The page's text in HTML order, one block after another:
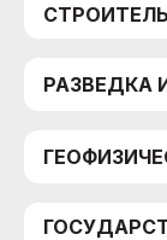
РАЗВЕДКА